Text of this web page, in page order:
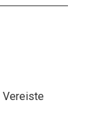
Vereiste